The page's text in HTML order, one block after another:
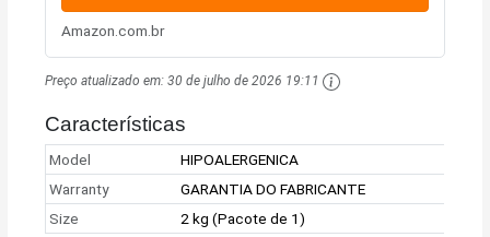
Amazon.com.br
Preço atualizado em:30 de julho de 2026 19:11
Características
Model
HIPOALERGENICA
Warranty
GARANTIA DO FABRICANTE
Size
2 kg (Pacote de 1)